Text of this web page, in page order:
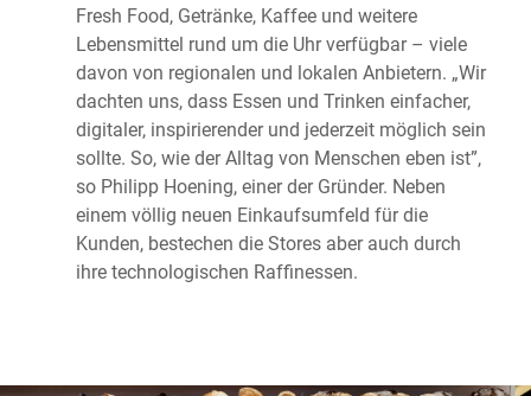
Fresh Food, Getränke, Kaffee und weitere
Lebensmittel rund um die Uhr verfügbar – viele
davon von regionalen und lokalen Anbietern. „Wir
dachten uns, dass Essen und Trinken einfacher,
digitaler, inspirierender und jederzeit möglich sein
sollte. So, wie der Alltag von Menschen eben ist”,
so Philipp Hoening, einer der Gründer. Neben
einem völlig neuen Einkaufsumfeld für die
Kunden, bestechen die Stores aber auch durch
ihre technologischen Raffinessen.